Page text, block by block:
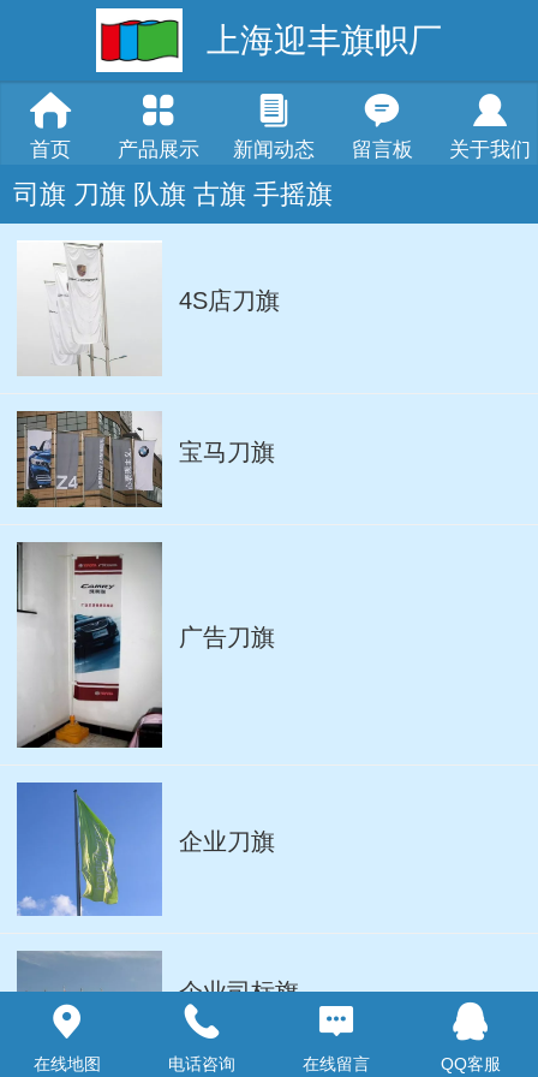
上海迎丰旗帜厂
首页 产品展示 新闻动态 留言板 关于我们
司旗 刀旗 队旗 古旗 手摇旗
4S店刀旗
宝马刀旗
广告刀旗
企业刀旗
企业司标旗
在线地图 电话咨询 在线留言 QQ客服